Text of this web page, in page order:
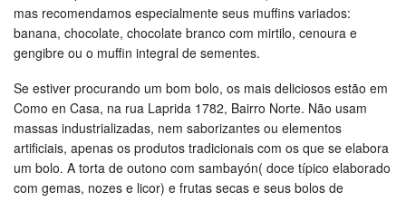
mas recomendamos especialmente seus muffins variados:
banana, chocolate, chocolate branco com mirtilo, cenoura e
gengibre ou o muffin integral de sementes.
Se estiver procurando um bom bolo, os mais deliciosos estão em
Como en Casa, na rua Laprida 1782, Bairro Norte. Não usam
massas industrializadas, nem saborizantes ou elementos
artificiais, apenas os produtos tradicionais com os que se elabora
um bolo. A torta de outono com sambayón( doce típico elaborado
com gemas, nozes e licor) e frutas secas e seus bolos de